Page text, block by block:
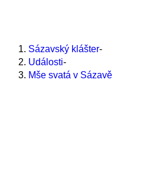
Sázavský klášter-
Události-
Mše svatá v Sázavě